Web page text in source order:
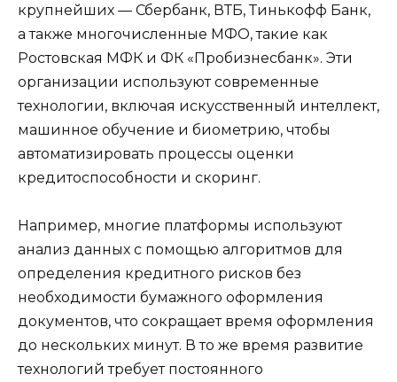
крупнейших — Сбербанк, ВТБ, Тинькофф Банк,
а также многочисленные МФО, такие как
Ростовская МФК и ФК «Пробизнесбанк». Эти
организации используют современные
технологии, включая искусственный интеллект,
машинное обучение и биометрию, чтобы
автоматизировать процессы оценки
кредитоспособности и скоринг.
Например, многие платформы используют
анализ данных с помощью алгоритмов для
определения кредитного рисков без
необходимости бумажного оформления
документов, что сокращает время оформления
до нескольких минут. В то же время развитие
технологий требует постоянного